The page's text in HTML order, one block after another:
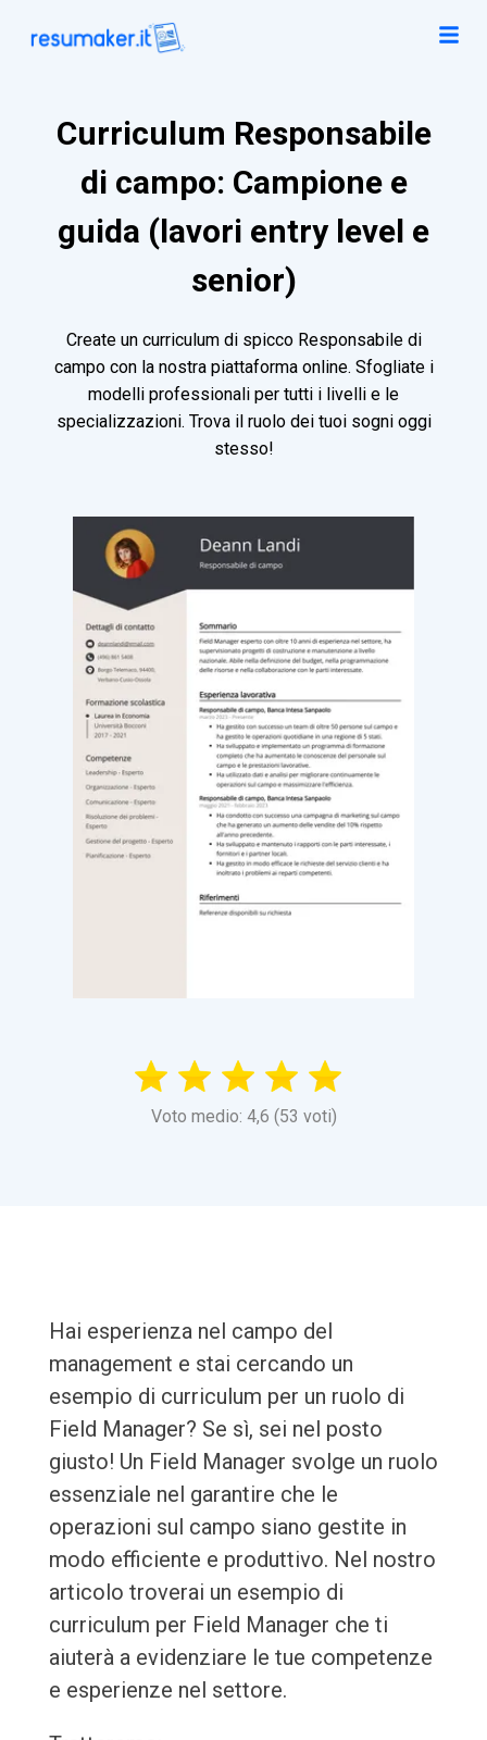
Curriculum Responsabile
di campo: Campione e
guida (lavori entry level e
senior)
Create un curriculum di spicco Responsabile di
campo con la nostra piattaforma online. Sfogliate i
modelli professionali per tutti i livelli e le
specializzazioni. Trova il ruolo dei tuoi sogni oggi
stesso!
Voto medio: 4,6 (53 voti)
Hai esperienza nel campo del
management e stai cercando un
esempio di curriculum per un ruolo di
Field Manager? Se sì, sei nel posto
giusto! Un Field Manager svolge un ruolo
essenziale nel garantire che le
operazioni sul campo siano gestite in
modo efficiente e produttivo. Nel nostro
articolo troverai un esempio di
curriculum per Field Manager che ti
aiuterà a evidenziare le tue competenze
e esperienze nel settore.